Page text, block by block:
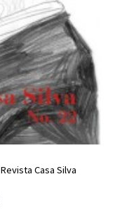
Revista Casa Silva